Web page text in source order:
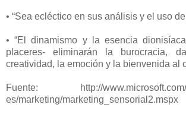
• “Sea ecléctico en sus análisis y el uso
• “El dinamismo y la esencia
placeres- eliminarán la burocracia,
creatividad, la emoción y la bienvenida al
Fuente: http://www.microsoft.com/
es/marketing/marketing_sensorial2.mspx